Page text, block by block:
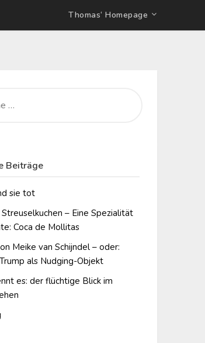
Thomas‘ Homepage
Beiträge
sie tot
– Eine Spezialität
Coca de Mollitas
Meike van Schijndel – oder:
als Nudging-Objekt
es: der flüchtige Blick im